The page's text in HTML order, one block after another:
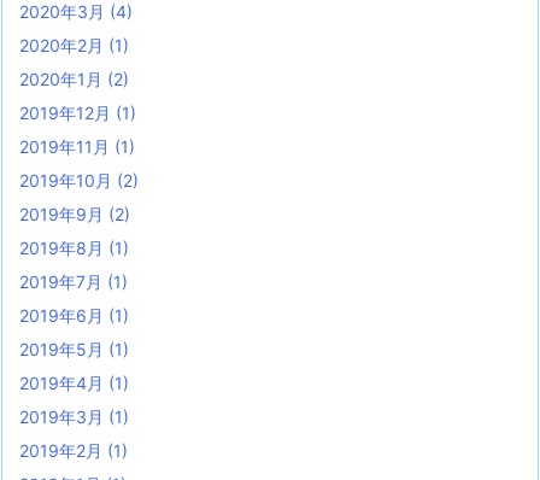
2020年3月 (4)
2020年2月 (1)
2020年1月 (2)
2019年12月 (1)
2019年11月 (1)
2019年10月 (2)
2019年9月 (2)
2019年8月 (1)
2019年7月 (1)
2019年6月 (1)
2019年5月 (1)
2019年4月 (1)
2019年3月 (1)
2019年2月 (1)